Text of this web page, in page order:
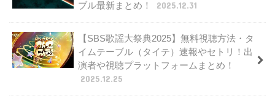
ブル最新まとめ！
2025.12.31
【SBS歌謡大祭典2025】無料視聴方法・タ
イムテーブル（タイテ）速報やセトリ！出
演者や視聴プラットフォームまとめ！
2025.12.25